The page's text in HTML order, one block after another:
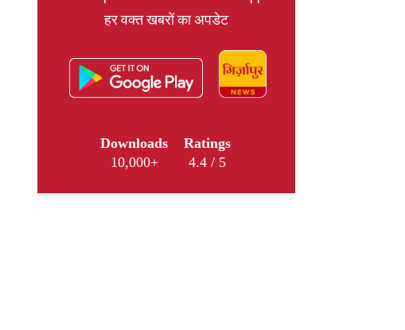
हर वक्त खबरों का अपडेट
Downloads
10,000+
Ratings
4.4 / 5